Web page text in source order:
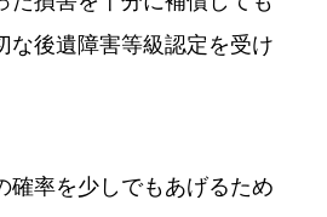
な後遺障害等級認定を受け
確率を少しでもあげるため